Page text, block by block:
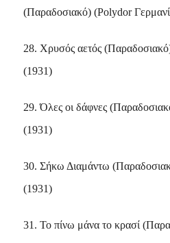
(Παραδοσιακό) (Polydor
28. Χρυσός αετός
(1931)
29. Όλες οι δάφνες
(1931)
30. Σήκω Διαμάντω
(1931)
31. Το πίνω μάνα το κρασί